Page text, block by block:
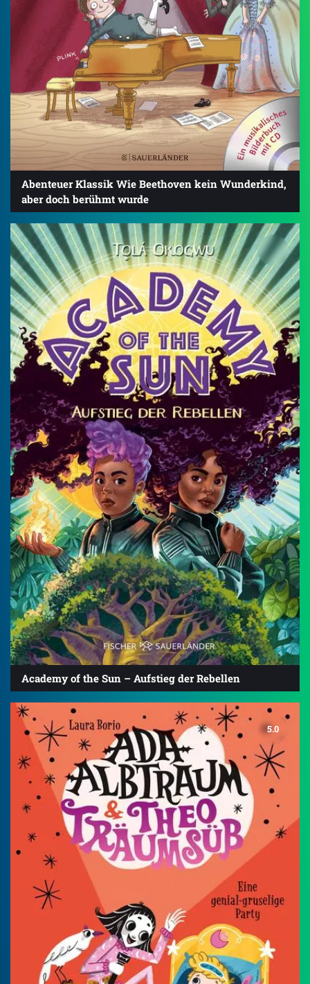
Abenteuer Klassik Wie Beethoven kein Wunderkind,
aber doch berühmt wurde
Academy of the Sun – Aufstieg der Rebellen
5.0